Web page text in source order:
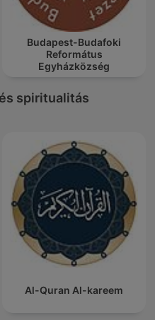
Budapest-Budafoki
Református
Egyházközség
spiritualitás
Al-Quran Al-kareem